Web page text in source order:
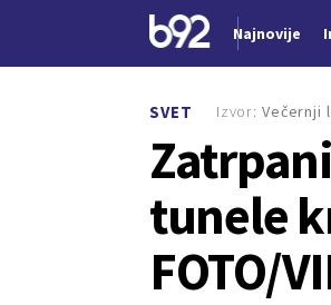
Najnovije
SVET
tunele
FOTO/
Izvor: Večernji